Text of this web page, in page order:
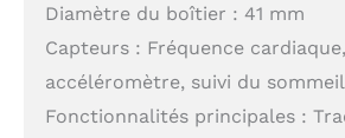
Diamètre du boîtier : 41 mm
Capteurs : Fréquence
accéléromètre, suivi du sommeil
Fonctionnalités principales :